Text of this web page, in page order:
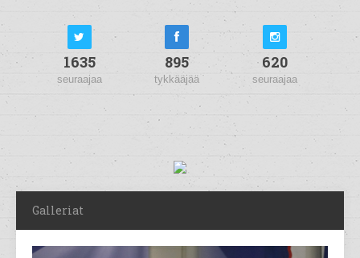
1635
seuraajaa
895
tykkääjää
620
seuraajaa
Galleriat